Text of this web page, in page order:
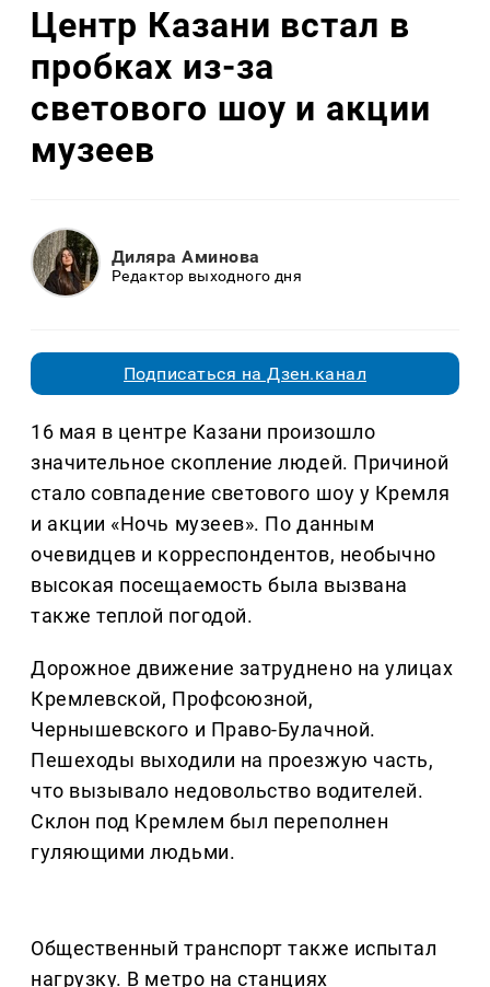
Центр Казани встал в
пробках из-за
светового шоу и акции
музеев
Диляра Аминова
Редактор выходного дня
Подписаться на Дзен.канал
16 мая в центре Казани произошло
значительное скопление людей. Причиной
стало совпадение светового шоу у Кремля
и акции «Ночь музеев». По данным
очевидцев и корреспондентов, необычно
высокая посещаемость была вызвана
также теплой погодой.
Дорожное движение затруднено на улицах
Кремлевской, Профсоюзной,
Чернышевского и Право-Булачной.
Пешеходы выходили на проезжую часть,
что вызывало недовольство водителей.
Склон под Кремлем был переполнен
гуляющими людьми.
Общественный транспорт также испытал
нагрузку. В метро на станциях